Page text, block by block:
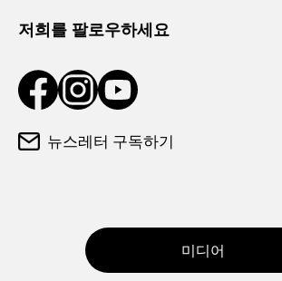
저희를 팔로우하세요
뉴스레터 구독하기
미디어